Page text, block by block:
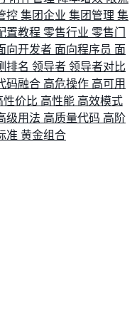
控 集团企业 集团管理 集
置教程 零售行业 零售门
向开发者 面向程序员 面
排名 领导者 领导者对比
码融合 高危操作 高可用
性价比 高性能 高效模式
级用法 高质量代码 高阶
准 黄金组合